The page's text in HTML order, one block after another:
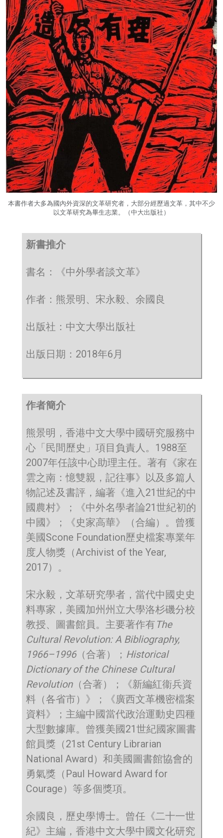
本書作者大多為國內外資深的文革研究者，大部分經歷過文革，其中不少
以文革研究為畢生志業。（中大出版社）
新書推介
書名：《中外學者談文革》
作者：熊景明、宋永毅、余國良
出版社：中文大學出版社
出版日期：2018年6月
作者簡介
熊景明，香港中文大學中國研究服務中
心「民間歷史」項目負責人。1988至
2007年任該中心助理主任。著有《家在
雲之南：憶雙親，記往事》以及多篇人
物記述及書評，編著《進入21世紀的中
國農村》；《中外名學者論21世紀初的
中國》；《史家高華》（合編）。曾獲
美國Scone Foundation歷史檔案專業年
度人物獎（Archivist of the Year,
2017）。
宋永毅，文革研究學者，當代中國史史
料專家，美國加州州立大學洛杉磯分校
教授、圖書館員。主要著作有 The
Cultural Revolution: A Bibliography,
1966–1996（合著）； Historical
Dictionary of the Chinese Cultural
Revolution（合著）；《新編紅衞兵資
料（各省市）》；《廣西文革機密檔案
資料》；主編中國當代政治運動史四種
大型數據庫。曾獲美國21世紀國家圖書
館員獎（21st Century Librarian
National Award）和美國圖書館協會的
勇氣獎（Paul Howard Award for
Courage）等多個獎項。
余國良，歷史學博士。曾任《二十一世
紀》主編，香港中文大學中國文化研究